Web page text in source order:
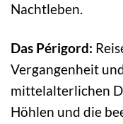
Nachtleben.
Das Périgord:
Vergangenheit
mittelalterlichen
Höhlen und die